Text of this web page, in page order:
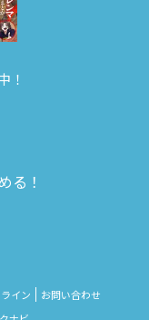
！
る！
イン
お問い合わせ